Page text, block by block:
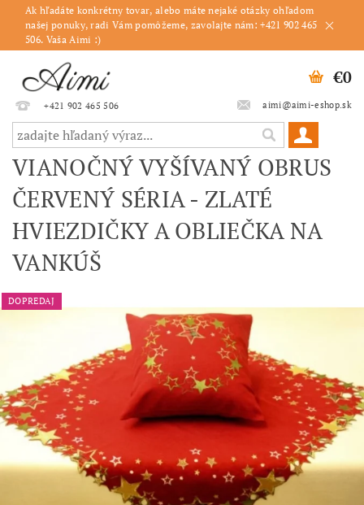
Ak hľadáte konkrétny tovar, alebo máte nejaké otázky ohľadom
našej ponuky, radi Vám pomôžeme, zavolajte nám: +421 902 465
506. Vaša Aimi :)
+421 902 465 506 aimi@aimi-eshop.sk
€0
VIANOČNÝ VYŠÍVANÝ OBRUS
ČERVENÝ SÉRIA - ZLATÉ
HVIEZDIČKY A OBLIEČKA NA
VANKÚŠ
DOPREDAJ